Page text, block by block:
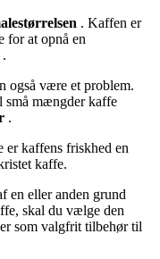
. Kaffen er
at opnå en
.
også være et problem.
små mængder kaffe
.
er kaffens friskhed en
kaffe.
en eller anden grund
skal du vælge den
som valgfrit tilbehør til